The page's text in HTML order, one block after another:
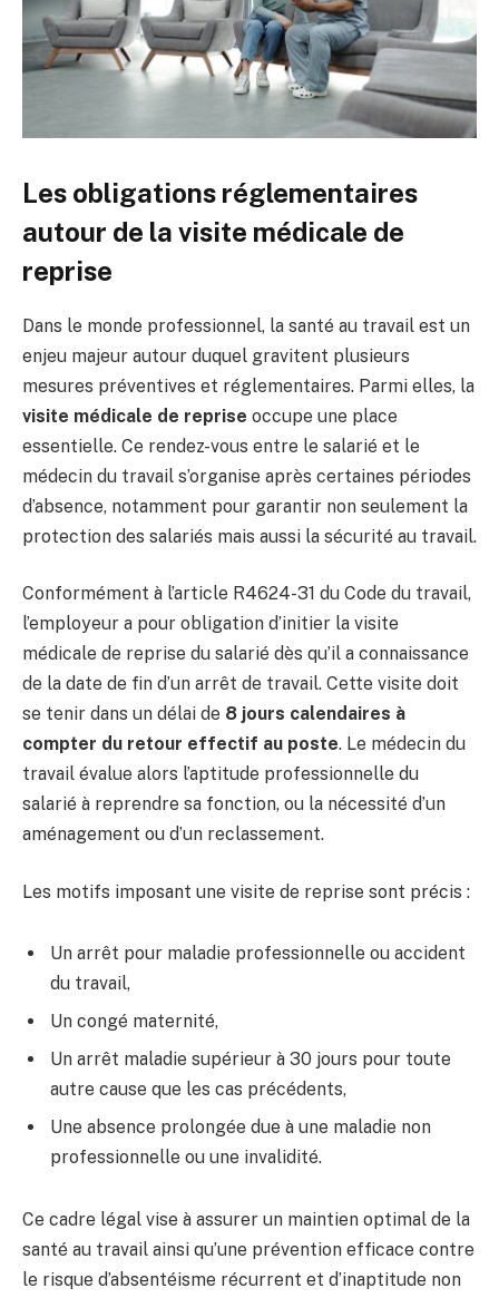
Les obligations réglementaires
autour de la visite médicale de
reprise
Dans le monde professionnel, la santé au travail est un
enjeu majeur autour duquel gravitent plusieurs
mesures préventives et réglementaires. Parmi elles, la
visite médicale de reprise occupe une place
essentielle. Ce rendez-vous entre le salarié et le
médecin du travail s’organise après certaines périodes
d’absence, notamment pour garantir non seulement la
protection des salariés mais aussi la sécurité au travail.
Conformément à l’article R4624-31 du Code du travail,
l’employeur a pour obligation d’initier la visite
médicale de reprise du salarié dès qu’il a connaissance
de la date de fin d’un arrêt de travail. Cette visite doit
se tenir dans un délai de 8 jours calendaires à
compter du retour effectif au poste. Le médecin du
travail évalue alors l’aptitude professionnelle du
salarié à reprendre sa fonction, ou la nécessité d’un
aménagement ou d’un reclassement.
Les motifs imposant une visite de reprise sont précis :
Un arrêt pour maladie professionnelle ou accident
du travail,
Un congé maternité,
Un arrêt maladie supérieur à 30 jours pour toute
autre cause que les cas précédents,
Une absence prolongée due à une maladie non
professionnelle ou une invalidité.
Ce cadre légal vise à assurer un maintien optimal de la
santé au travail ainsi qu’une prévention efficace contre
le risque d’absentéisme récurrent et d’inaptitude non